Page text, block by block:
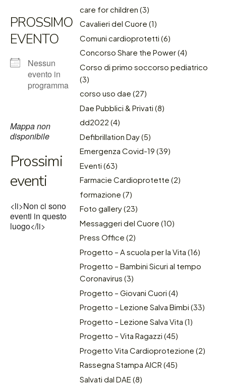
PROSSIMO
EVENTO
Nessun
evento in
programma
Mappa non
disponibile
Prossimi
eventi
<li>Non ci sono
eventi in questo
luogo</li>
care for children (3)
Cavalieri del Cuore (1)
Comuni cardioprotetti (6)
Concorso Share the Power(4)
Corso di primo soccorso pediatrico
(3)
corso uso dae (27)
Dae Pubblici & Privati (8)
dd2022 (4)
Defibrillation Day(5)
Emergenza Covid-19 (39)
Eventi (63)
Farmacie Cardioprotette (2)
formazione (7)
Foto gallery(23)
Messaggeri del Cuore (10)
Press Office (2)
Progetto – A scuola per la Vita (16)
Progetto – Bambini Sicuri al tempo
Coronavirus (3)
Progetto – Giovani Cuori (4)
Progetto – Lezione Salva Bimbi (33)
Progetto – Lezione Salva Vita (1)
Progetto – Vita Ragazzi (45)
Progetto Vita Cardioprotezione (2)
Rassegna Stampa AICR (45)
Salvati dal DAE (8)